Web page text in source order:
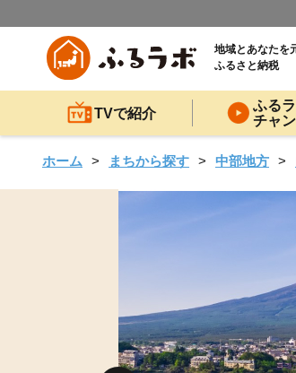
地域とあなたを
ふるさと納税
TVで紹介
ふる
チャ
ホーム まちから探す 中部地方